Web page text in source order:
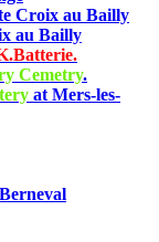
Croix au Bailly
au Bailly
Cemetry.
at Mers-les-